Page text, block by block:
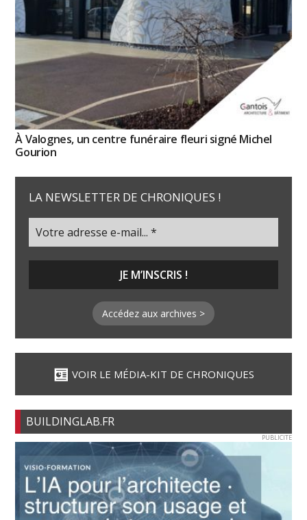
À Valognes, un centre funéraire fleuri signé Michel
Gourion
LA NEWSLETTER DE CHRONIQUES !
Accédez aux archives >
VOIR LE MÉDIA-KIT DE CHRONIQUES
BUILDINGLAB.FR
PUBLICITE